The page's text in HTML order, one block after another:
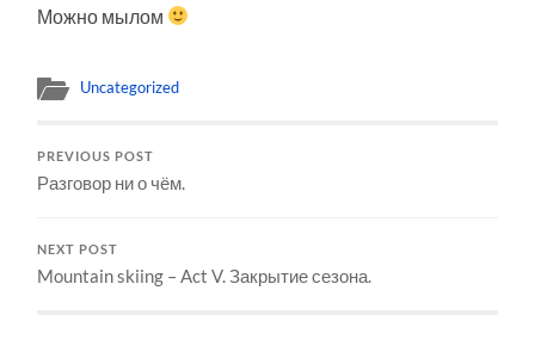
Можно мылом
Uncategorized
PREVIOUS POST
Разговор ни о чём.
NEXT POST
Mountain skiing – Act V. Закрытие сезона.